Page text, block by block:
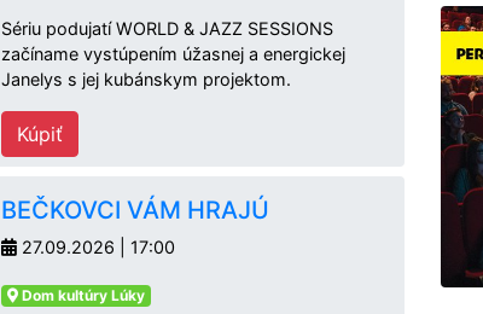
Sériu podujatí WORLD & JAZZ SESSIONS
začíname vystúpením úžasnej a energickej
Janelys s jej kubánskym projektom.
Kúpiť
BEČKOVCI VÁM HRAJÚ
27.09.2026 | 17:00
Dom kultúry Lúky